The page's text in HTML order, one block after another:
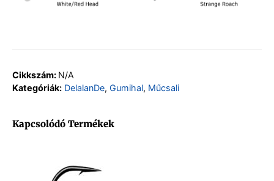
Cikkszám: N/A
Kategóriák: DelalanDe, Gumihal, Műcsali
Kapcsolódó Termékek